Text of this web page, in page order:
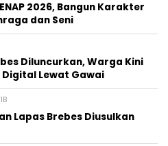
2026, Bangun Karakter
dan Seni
Diluncurkan, Warga Kini
Lewat Gawai
Lapas Brebes Diusulkan